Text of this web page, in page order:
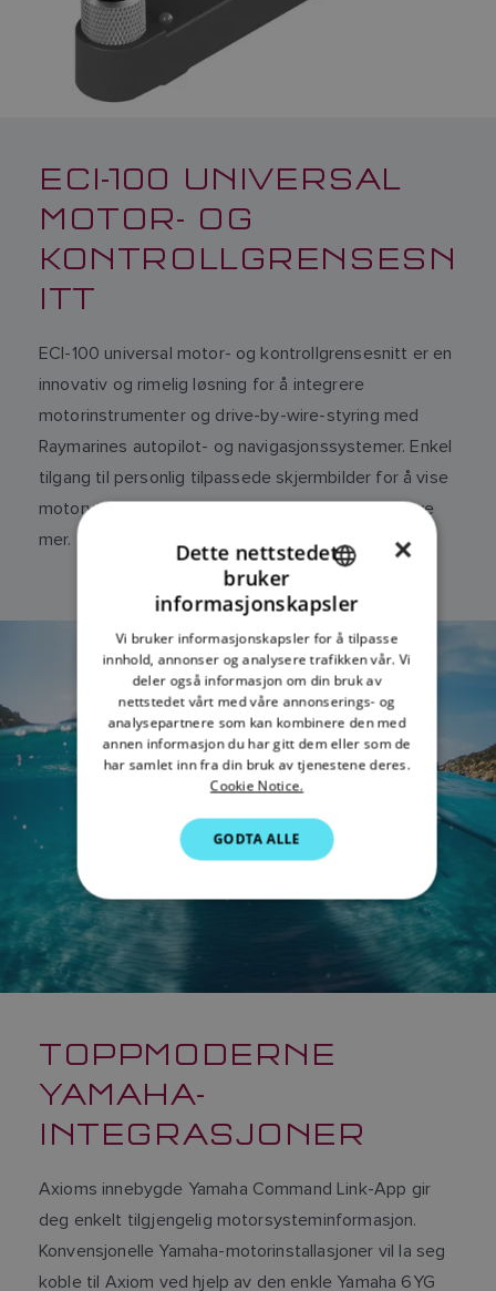
ECI-100 UNIVERSAL
MOTOR- OG
KONTROLLGRENSESN
ITT
ECI-100 universal motor- og kontrollgrensesnitt er en
innovativ og rimelig løsning for å integrere
motorinstrumenter og drive-by-wire-styring med
Raymarines autopilot- og navigasjonssystemer. Enkel
tilgang til personlig tilpassede skjermbilder for å vise
motorytelsesdata, drivstofforbruk, alarmer og mye
mer.
TOPPMODERNE
YAMAHA-
INTEGRASJONER
Axioms innebygde Yamaha Command Link-App gir
deg enkelt tilgjengelig motorsysteminformasjon.
Konvensjonelle Yamaha-motorinstallasjoner vil la seg
koble til Axiom ved hjelp av den enkle Yamaha 6YG
DANISH
ITALIAN
SWEDISH
GERMAN
SPANISH
FINNISH
×
Dette nettstedet
bruker
informasjonskapsler
Vi bruker informasjonskapsler for å tilpasse
innhold, annonser og analysere trafikken vår. Vi
deler også informasjon om din bruk av
nettstedet vårt med våre annonserings- og
analysepartnere som kan kombinere den med
annen informasjon du har gitt dem eller som de
har samlet inn fra din bruk av tjenestene deres.
Cookie Notice.
GODTA ALLE